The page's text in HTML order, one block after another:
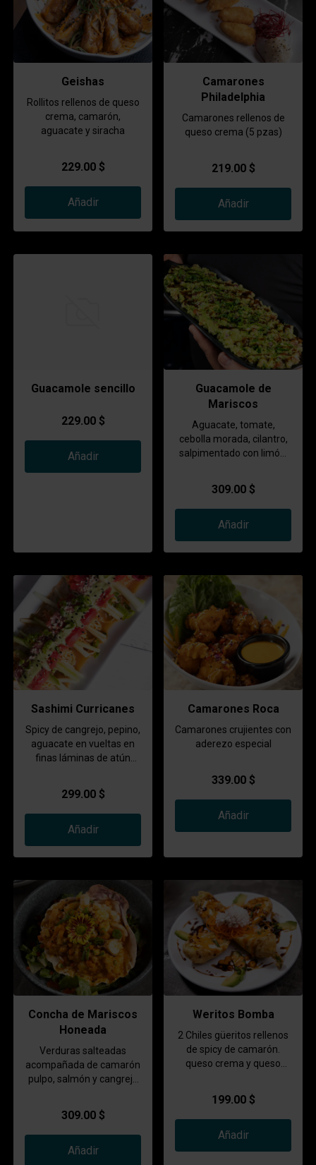
Geishas
Rollitos rellenos de queso
crema, camarón,
aguacate y siracha
229.00 $
Añadir
Camarones
Philadelphia
Camarones rellenos de
queso crema (5 pzas)
219.00 $
Añadir
Guacamole sencillo
229.00 $
Añadir
Guacamole de
Mariscos
Aguacate, tomate,
cebolla morada, cilantro,
salpimentado con limón,
camarón cocido, camarón
curtido, atún, pulpo y un
toque especial con salsa
de la casa.
309.00 $
Añadir
Sashimi Curricanes
Spicy de cangrejo, pepino,
aguacate en vueltas en
finas láminas de atún
espaciales.
299.00 $
Añadir
Camarones Roca
Camarones crujientes con
aderezo especial
339.00 $
Añadir
Concha de Mariscos
Honeada
Verduras salteadas
acompañada de camarón
pulpo, salmón y cangrejo
Horneada con un aderezo
de a casa y especies
orientales.
309.00 $
Añadir
Weritos Bomba
2 Chiles güeritos rellenos
de spicy de camarón.
queso crema y queso
199.00 $
Añadir